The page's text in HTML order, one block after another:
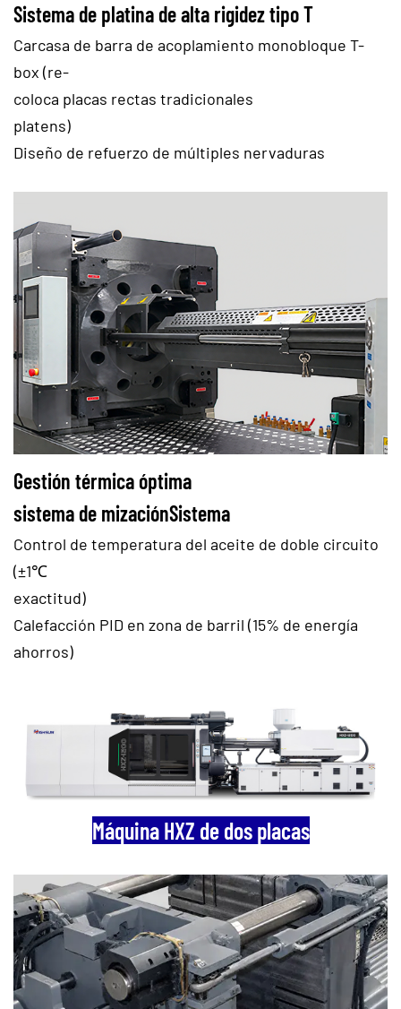
Sistema de platina de alta rigidez tipo T
Carcasa de barra de acoplamiento monobloque T-
box (re-
coloca placas rectas tradicionales
platens)
Diseño de refuerzo de múltiples nervaduras
Gestión térmica óptima
sistema de mizaciónSistema
Control de temperatura del aceite de doble circuito
(±1℃
exactitud)
Calefacción PID en zona de barril (15% de energía
ahorros)
Máquina HXZ de dos placas